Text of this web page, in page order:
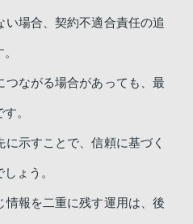
場合、契約不適合責任の追
つながる場合があっても、最
。
示すことで、信頼に基づく
ょう。
情報を二重に残す運用は、後